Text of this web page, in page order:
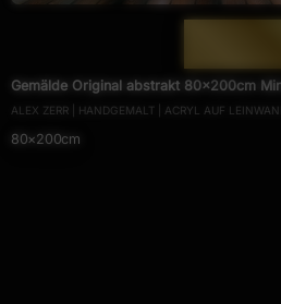
Gemälde Original abstrakt 80x200cm
Leinwand Action Painting anthrazit
ALEX ZERR | HANDGEMALT | ACRYL AUF
80×200cm